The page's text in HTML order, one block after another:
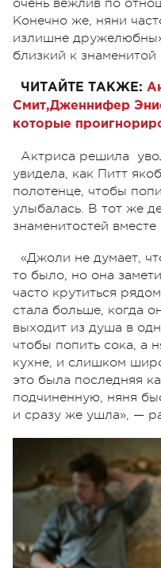
очень вежлив по
Конечно же, няни
излишне
близкий к знаменитой
ЧИТАЙТЕ ТАКЖЕ:
Смит,Дженнифер
которые
Актриса решила
увидела, как Питт
полотенце, чтобы
улыбалась. В тот же
знаменитостей
«Джоли не думает,
то было, но она
часто крутиться
стала больше, когда
выходит из душа в
чтобы попить сока, а
кухне, и слишком
это была последняя
подчиненную, няня
и сразу же ушла», —